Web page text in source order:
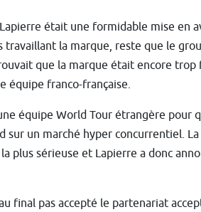
était une formidable mise en
la marque, reste que le
que la marque était encore trop
équipe franco-française.
équipe World Tour étrangère pour
un marché hyper concurrentiel.
plus sérieuse et Lapierre a donc
final pas accepté le partenariat